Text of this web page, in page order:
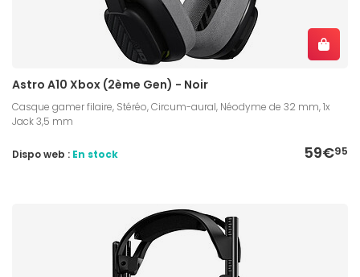
Astro A10 Xbox (2ème Gen) - Noir
Casque gamer filaire, Stéréo, Circum-aural, Néodyme de 32 mm, 1x
Jack 3,5 mm
59€95
Dispo web : En stock